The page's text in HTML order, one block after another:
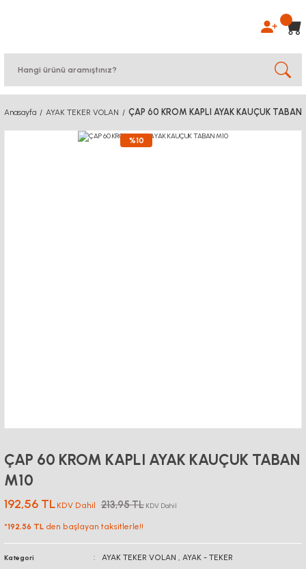
Anasayfa AYAK TEKER VOLAN ÇAP 60 KROM KAPLI AYAK KAUÇUK TABAN
%10
ÇAP 60 KROM KAPLI AYAK KAUÇUK TABAN
M10
192,56 TL KDV Dahil 213,95 TL KDV Dahil
*192,56 TL den başlayan taksitlerle!!
Kategori AYAK TEKER VOLAN , AYAK - TEKER